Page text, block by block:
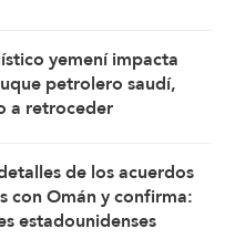
yemení impacta
petrolero saudí,
a retroceder
de los acuerdos
con Omán y confirma:
estadounidenses